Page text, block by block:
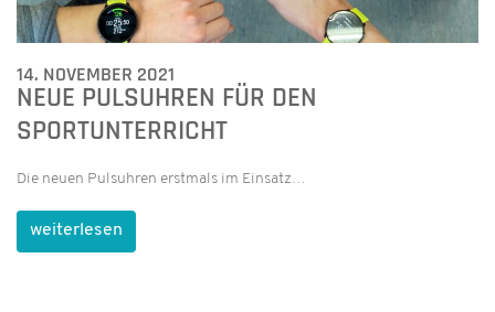
14. NOVEMBER 2021
NEUE PULSUHREN FÜR DEN
SPORTUNTERRICHT
Die neuen Pulsuhren erstmals im Einsatz…
weiterlesen